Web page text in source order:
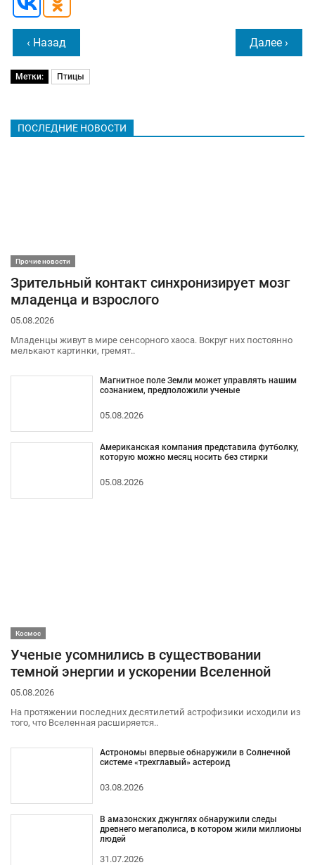
‹ Назад Далее ›
Метки: Птицы
ПОСЛЕДНИЕ НОВОСТИ
Прочие новости
Зрительный контакт синхронизирует мозг
младенца и взрослого
05.08.2026
Младенцы живут в мире сенсорного хаоса. Вокруг них постоянно
мелькают картинки, гремят..
Магнитное поле Земли может управлять нашим
сознанием, предположили ученые
05.08.2026
Американская компания представила футболку,
которую можно месяц носить без стирки
05.08.2026
Космос
Ученые усомнились в существовании
темной энергии и ускорении Вселенной
05.08.2026
На протяжении последних десятилетий астрофизики исходили из
того, что Вселенная расширяется..
Астрономы впервые обнаружили в Солнечной
системе «трехглавый» астероид
03.08.2026
В амазонских джунглях обнаружили следы
древнего мегаполиса, в котором жили миллионы
людей
31.07.2026